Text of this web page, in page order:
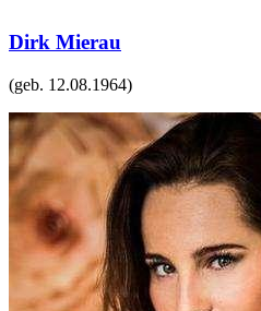
Dirk Mierau
(geb. 12.08.1964)